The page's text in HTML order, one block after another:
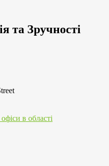
та Зручності
в області